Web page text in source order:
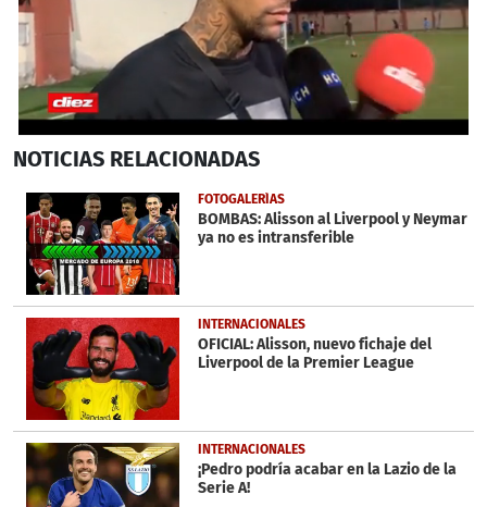
seconds
1
minute,
29
seconds
NOTICIAS RELACIONADAS
FOTOGALERÍAS
BOMBAS: Alisson al Liverpool y Neymar
ya no es intransferible
INTERNACIONALES
OFICIAL: Alisson, nuevo fichaje del
Liverpool de la Premier League
INTERNACIONALES
¡Pedro podría acabar en la Lazio de la
Serie A!